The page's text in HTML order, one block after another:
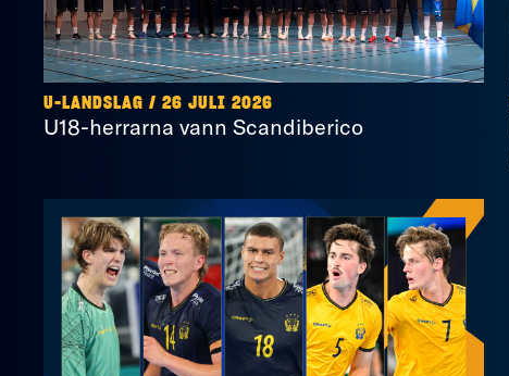
U-LANDSLAG / 26 JULI 2026
U18-herrarna vann Scandiberico